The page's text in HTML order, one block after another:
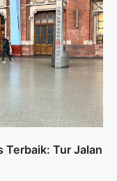
Terbaik: Tur Jalan